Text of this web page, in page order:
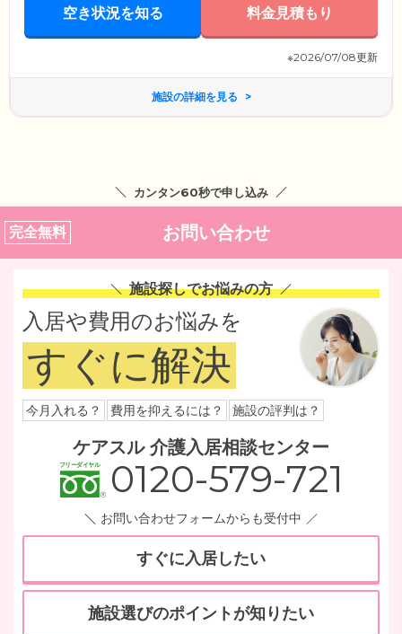
空き状況を知る 料金見積もり
※2026/07/08更新
施設の詳細を見る
カンタン60秒で申し込み
完全無料 お問い合わせ
施設探しでお悩みの方
入居や費用のお悩みを
すぐに解決
今月入れる？ 費用を抑えるには？ 施設の評判は？
ケアスル 介護入居相談センター
0120-579-721
お問い合わせフォームからも受付中
すぐに入居したい
施設選びのポイントが知りたい